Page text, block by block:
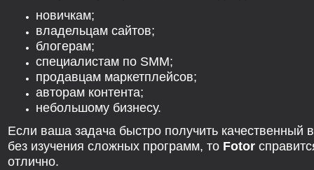
новичкам;
владельцам сайтов;
блогерам;
специалистам по SMM;
продавцам маркетплейсов;
авторам контента;
небольшому бизнесу.
Если ваша задача быстро получить качественный
без изучения сложных программ, то Fotor
отлично.